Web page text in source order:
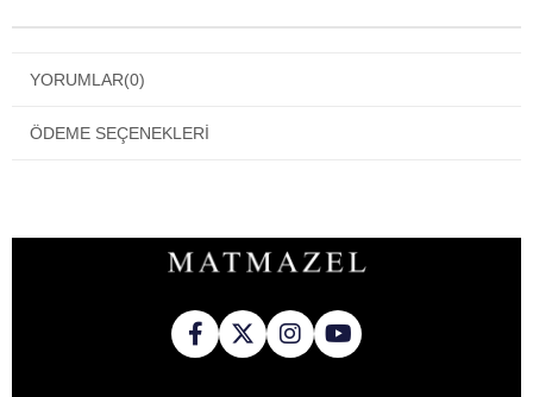
YORUMLAR(0)
ÖDEME SEÇENEKLERI